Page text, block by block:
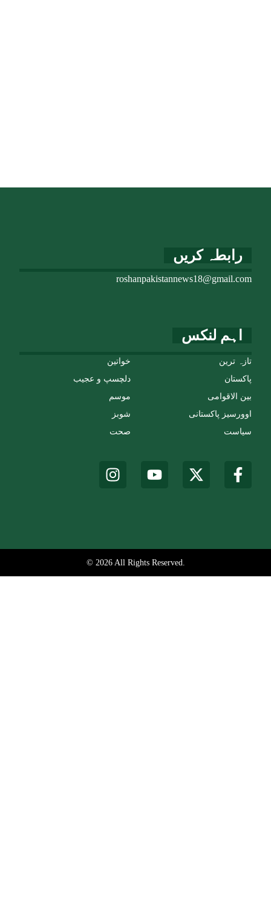
اہم لنکس
خواتین
دلچسپ و عجیب
موسم
شوبز
صحت
تازہ ترین
پاکستان
بین الاقوامی
اوورسیز پاکستانی
سیاست
رابطہ کریں
roshanpakistannews18@gmail.com
© 2026 All Rights Reserved.